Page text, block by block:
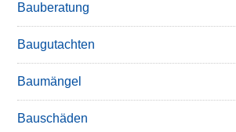
Bauberatung
Baugutachten
Baumängel
Bauschäden